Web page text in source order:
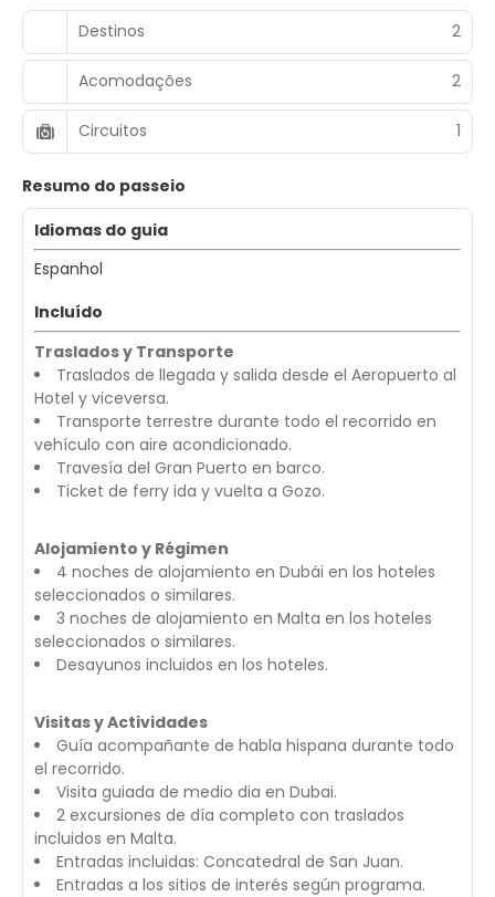
Destinos
2
Acomodações 2
Circuitos 1
Resumo do passeio
Idiomas do guia
Espanhol
Incluído
Traslados y Transporte
Traslados de llegada y salida desde el Aeropuerto al
Hotel y viceversa.
Transporte terrestre durante todo el recorrido en
vehículo con aire acondicionado.
Travesía del Gran Puerto en barco.
Ticket de ferry ida y vuelta a Gozo.
Alojamiento y Régimen
4 noches de alojamiento en Dubái en los hoteles
seleccionados o similares.
3 noches de alojamiento en Malta en los hoteles
seleccionados o similares.
Desayunos incluidos en los hoteles.
Visitas y Actividades
Guía acompañante de habla hispana durante todo
el recorrido.
Visita guiada de medio dia en Dubai.
2 excursiones de día completo con traslados
incluidos en Malta.
Entradas incluidas: Concatedral de San Juan.
Entradas a los sitios de interés según programa.